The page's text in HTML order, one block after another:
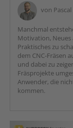
von
Manchmal
Motivation, Neues
Praktisches zu
dem CNC-Fräsen
und dabei zu
Fräsprojekte
Anwender, die
kommen.